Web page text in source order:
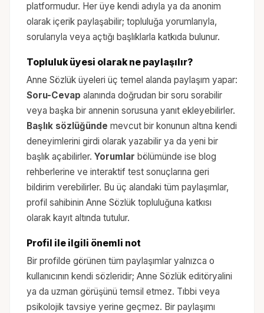
platformudur. Her üye kendi adıyla ya da anonim
olarak içerik paylaşabilir; topluluğa yorumlarıyla,
sorularıyla veya açtığı başlıklarla katkıda bulunur.
Topluluk üyesi olarak ne paylaşılır?
Anne Sözlük üyeleri üç temel alanda paylaşım yapar:
Soru-Cevap alanında doğrudan bir soru sorabilir
veya başka bir annenin sorusuna yanıt ekleyebilirler.
Başlık sözlüğünde mevcut bir konunun altına kendi
deneyimlerini girdi olarak yazabilir ya da yeni bir
başlık açabilirler. Yorumlar bölümünde ise blog
rehberlerine ve interaktif test sonuçlarına geri
bildirim verebilirler. Bu üç alandaki tüm paylaşımlar,
profil sahibinin Anne Sözlük topluluğuna katkısı
olarak kayıt altında tutulur.
Profil ile ilgili önemli not
Bir profilde görünen tüm paylaşımlar yalnızca o
kullanıcının kendi sözleridir; Anne Sözlük editöryalini
ya da uzman görüşünü temsil etmez. Tıbbi veya
psikolojik tavsiye yerine geçmez. Bir paylaşımı